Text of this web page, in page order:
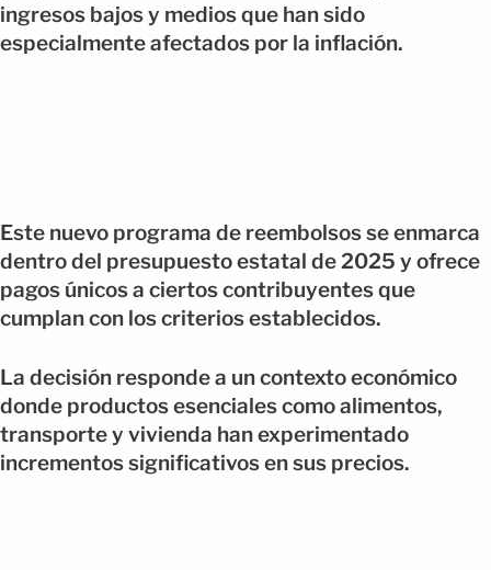
ingresos bajos y medios que han sido
especialmente afectados por la inflación.
Este nuevo programa de reembolsos se enmarca
dentro del presupuesto estatal de 2025 y ofrece
pagos únicos a ciertos contribuyentes que
cumplan con los criterios establecidos.
La decisión responde a un contexto económico
donde productos esenciales como alimentos,
transporte y vivienda han experimentado
incrementos significativos en sus precios.